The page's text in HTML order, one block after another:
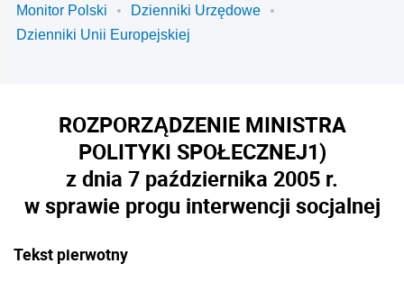
Monitor Polski
Dzienniki Urzędowe
Dzienniki Unii Europejskiej
ROZPORZĄDZENIE MINISTRA
POLITYKI SPOŁECZNEJ1)
z dnia 7 października 2005 r.
w sprawie progu interwencji socjalnej
Tekst pierwotny